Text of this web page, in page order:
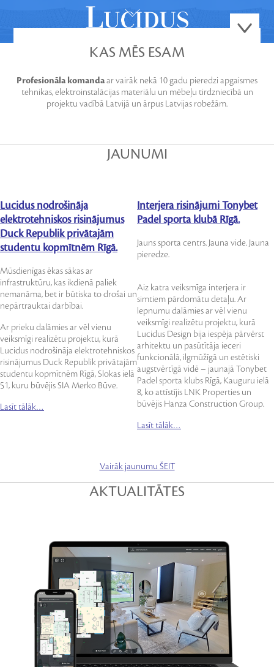
KAS MĒS ESAM
Profesionāla komandaar vairāk nekā 10 gadu pieredzi apgaismes
tehnikas, elektroinstalācijas materiālu un mēbeļu tirdzniecībā un
projektu vadībā Latvijā un ārpus Latvijas robežām.
JAUNUMI
Lucidus nodrošināja
elektrotehniskos risinājumus
Duck Republik privātajām
studentu kopmītnēm Rīgā.
Mūsdienīgas ēkas sākas ar
infrastruktūru, kas ikdienā paliek
nemanāma, bet ir būtiska to drošai un
nepārtrauktai darbībai.
Ar prieku dalāmies ar vēl vienu
veiksmīgi realizētu projektu, kurā
Lucidus nodrošināja elektrotehniskos
risinājumus Duck Republik privātajām
studentu kopmītnēm Rīgā, Slokas ielā
51, kuru būvējis SIA Merko Būve.
Lasīt tālāk…
Interjera risinājumi Tonybet
Padel sporta klubā Rīgā.
Jauns sporta centrs. Jauna vide. Jauna
pieredze.
Aiz katra veiksmīga interjera ir
simtiem pārdomātu detaļu. Ar
lepnumu dalāmies ar vēl vienu
veiksmīgi realizētu projektu, kurā
Lucidus Design bija iespēja pārvērst
arhitektu un pasūtītāja ieceri
funkcionālā, ilgmūžīgā un estētiski
augstvērtīgā vidē – jaunajā Tonybet
Padel sporta klubs Rīgā, Kauguru ielā
8, ko attīstījis LNK Properties un
būvējis Hanza Construction Group.
Lasīt tālāk…
Vairāk jaunumu ŠEIT
AKTUALITĀTES